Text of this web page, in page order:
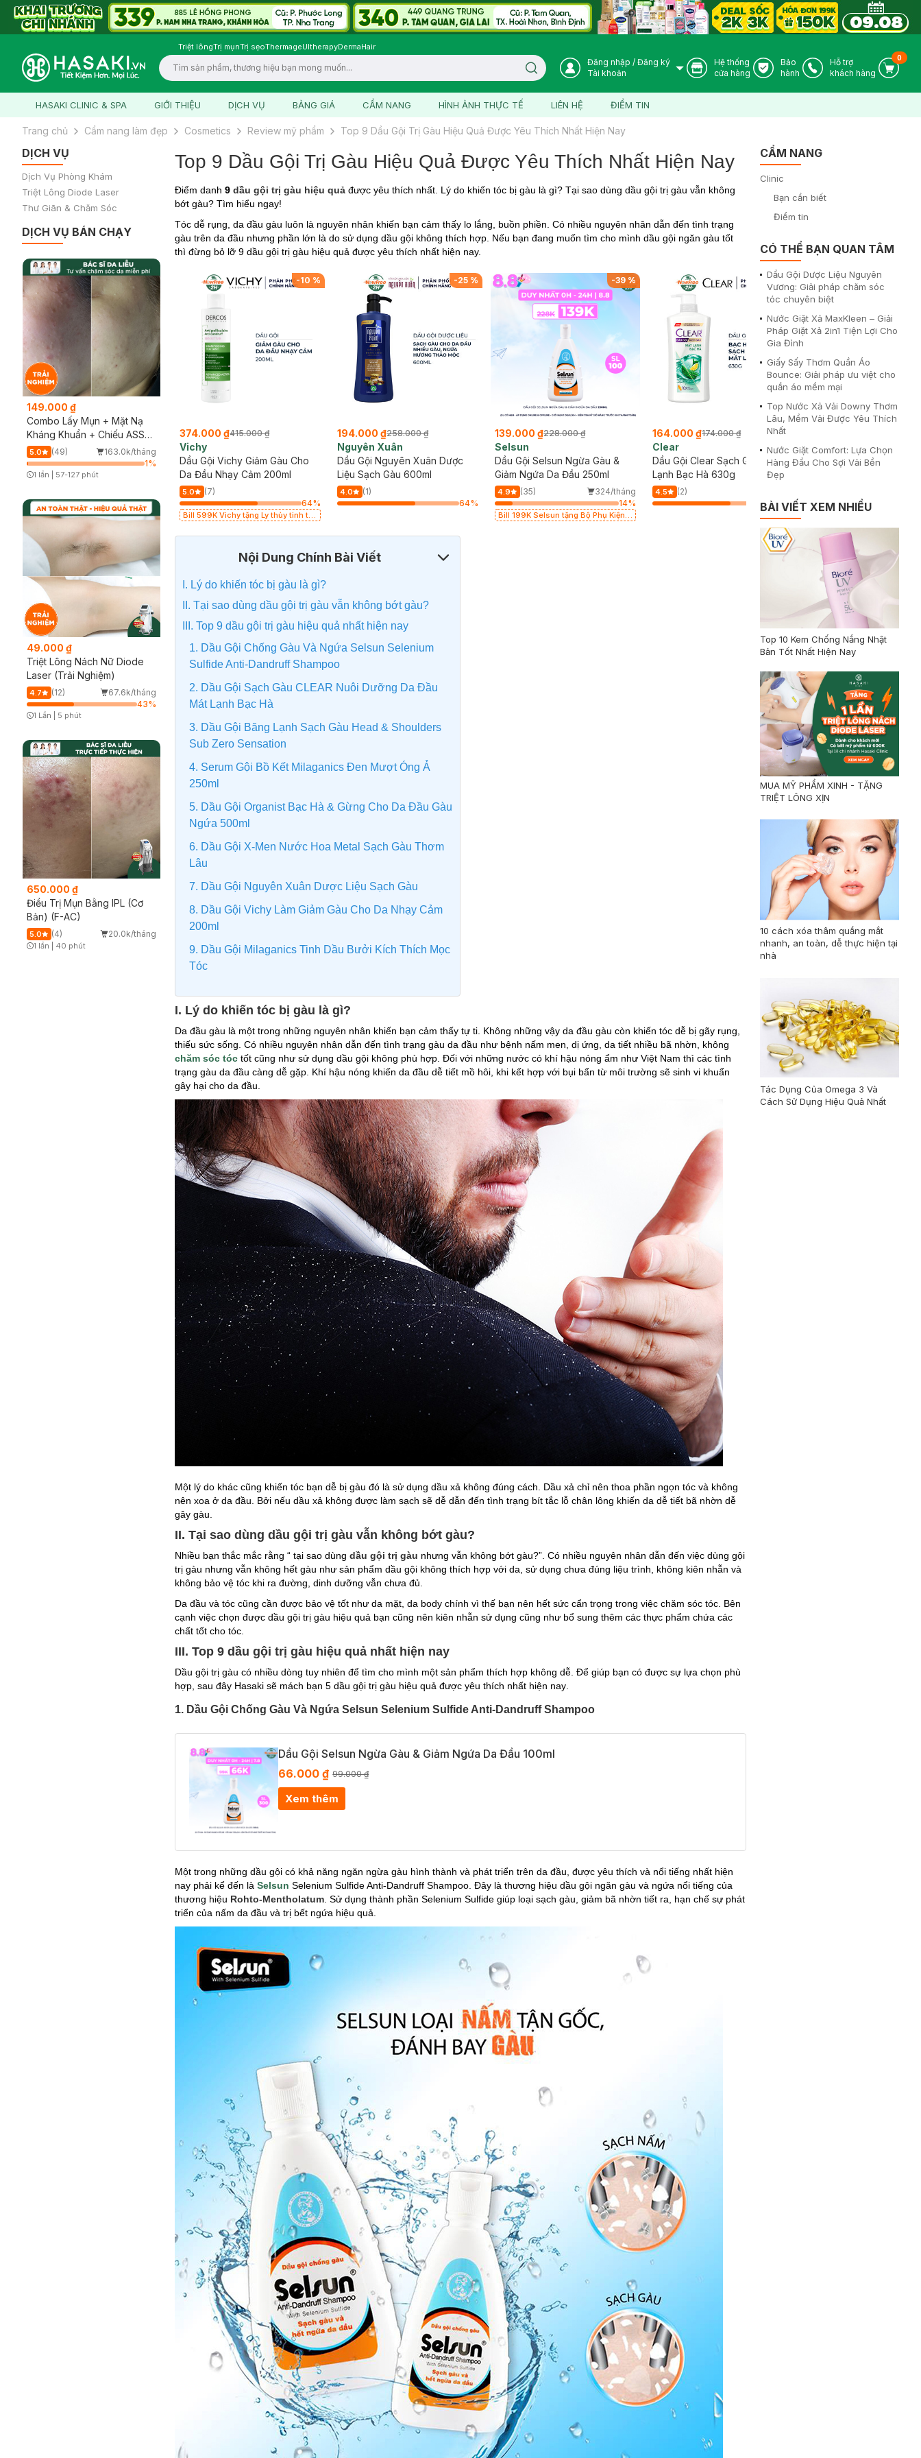
Triệt lôngTrị mụnTrị sẹoThermageUltherapyDermaHair
Logo
Search icon User Icon
Đăng nhập / Đăng ký
Tài khoản
Store Icon
Hệ thống
cửa hàng
Warranty Icon
Bảo
hành
Phone Icon
Hỗ trợ
khách hàng
Cart
0
HASAKI CLINIC & SPA GIỚI THIỆU DỊCH VỤ BẢNG GIÁ CẨM NANG HÌNH ẢNH THỰC TẾ LIÊN HỆ ĐIỂM TIN
Trang chủ Cẩm nang làm đẹp Cosmetics Review mỹ phẩm Top 9 Dầu Gội Trị Gàu Hiệu Quả Được Yêu Thích Nhất Hiện Nay
DỊCH VỤ
Dịch Vụ Phòng Khám
Triệt Lông Diode Laser
Thư Giãn & Chăm Sóc
DỊCH VỤ BÁN CHẠY
149.000 ₫
Combo Lấy Mụn + Mặt Nạ
Kháng Khuẩn + Chiếu ASSH
(Trải nghiệm)
5.0 (49)
163.0k/tháng
1%
1 lần 57-127 phút
49.000 ₫
Triệt Lông Nách Nữ Diode
Laser (Trải Nghiệm)
4.7 (12)
67.6k/tháng
43%
1 Lần 5 phút
650.000 ₫
Điều Trị Mụn Bằng IPL (Cơ
Bản) (F-AC)
5.0 (4) 20.0k/tháng
Timer Gray Icon
1 lần 40 phút
Top 9 Dầu Gội Trị Gàu Hiệu Quả Được Yêu Thích Nhất Hiện Nay
Điểm danh9 dầu gội trị gàu hiệu quả được yêu thích nhất. Lý do khiến tóc bị gàu là gì? Tại sao dùng dầu gội trị gàu vẫn không
bớt gàu? Tìm hiểu ngay!
Tóc dễ rụng, da đầu gàu luôn là nguyên nhân khiến bạn cảm thấy lo lắng, buồn phiền. Có nhiều nguyên nhân dẫn đến tình trạng
gàu trên da đầu nhưng phần lớn là do sử dụng dầu gội không thích hợp. Nếu bạn đang muốn tìm cho mình dầu gội ngăn gàu tốt
thì đừng bỏ lỡ 9 dầu gội trị gàu hiệu quả được yêu thích nhất hiện nay.
-39 %
139.000 ₫228.000 ₫
Selsun
Dầu Gội Selsun Ngừa Gàu &
Giảm Ngứa Da Đầu 250ml
4.9 (35)
324/tháng
14%
Bill 199K Selsun tặng Bộ Phụ Kiện
-6 %
164.000 ₫174.000 ₫
Clear
Dầu Gội Clear Sạch Gàu Mát
Lạnh Bạc Hà 630g
4.5 (2)
64%
40%
115.000 ₫191.000 ₫
Organist
Dầu Gội Organist Bạc Hà &
Gừng Cho Da Đầu Gàu Ngứa
64%
Tặng Kem Xả Double Rich Giúp Tóc
dụng tại chi nhánh còn quà)
-10 %
374.000 ₫415.000 ₫
Vichy
Dầu Gội Vichy Giảm Gàu Cho
Da Đầu Nhạy Cảm 200ml
5.0
(7)
64%
Bill 599K Vichy tặng Ly thủy tinh trị
-25 %
194.000 ₫258.000 ₫
Nguyên Xuân
Dầu Gội Nguyên Xuân Dược
Liệu Sạch Gàu 600ml
4.0
(1)
64%
Nội Dung Chính Bài Viết
I. Lý do khiến tóc bị gàu là gì?
II. Tại sao dùng dầu gội trị gàu vẫn không bớt gàu?
III. Top 9 dầu gội trị gàu hiệu quả nhất hiện nay
1. Dầu Gội Chống Gàu Và Ngứa Selsun Selenium
Sulfide Anti-Dandruff Shampoo
2. Dầu Gội Sạch Gàu CLEAR Nuôi Dưỡng Da Đầu
Mát Lạnh Bạc Hà
3. Dầu Gội Băng Lạnh Sạch Gàu Head & Shoulders
Sub Zero Sensation
4. Serum Gội Bồ Kết Milaganics Đen Mượt Óng Ả
250ml
5. Dầu Gội Organist Bạc Hà & Gừng Cho Da Đầu Gàu
Ngứa 500ml
6. Dầu Gội X-Men Nước Hoa Metal Sạch Gàu Thơm
Lâu
7. Dầu Gội Nguyên Xuân Dược Liệu Sạch Gàu
8. Dầu Gội Vichy Làm Giảm Gàu Cho Da Nhạy Cảm
200ml
9. Dầu Gội Milaganics Tinh Dầu Bưởi Kích Thích Mọc
Tóc
I. Lý do khiến tóc bị gàu là gì?
Da đầu gàu là một trong những nguyên nhân khiến bạn cảm thấy tự ti. Không những vậy da đầu gàu còn khiến tóc dễ bị gãy rụng,
thiếu sức sống. Có nhiều nguyên nhân dẫn đến tình trạng gàu da đầu như bệnh nấm men, dị ứng, da tiết nhiều bã nhờn, không
chăm sóc tóc tốt cũng như sử dụng dầu gội không phù hợp. Đối với những nước có khí hậu nóng ẩm như Việt Nam thì các tình
trạng gàu da đầu càng dễ gặp. Khí hậu nóng khiến da đầu dễ tiết mồ hôi, khi kết hợp với bụi bẩn từ môi trường sẽ sinh vi khuẩn
gây hại cho da đầu.
Một lý do khác cũng khiến tóc bạn dễ bị gàu đó là sử dụng dầu xả không đúng cách. Dầu xả chỉ nên thoa phần ngọn tóc và không
nên xoa ở da đầu. Bởi nếu dầu xả không được làm sạch sẽ dễ dẫn đến tình trạng bít tắc lỗ chân lông khiến da dễ tiết bã nhờn dễ
gây gàu.
II. Tại sao dùng dầu gội trị gàu vẫn không bớt gàu?
Nhiều bạn thắc mắc rằng “ tại sao dùngdầu gội trị gàu nhưng vẫn không bớt gàu?”. Có nhiều nguyên nhân dẫn đến việc dùng gội
trị gàu nhưng vẫn không hết gàu như sản phẩm dầu gội không thích hợp với da, sử dụng chưa đúng liệu trình, không kiên nhẫn và
không bảo vệ tóc khi ra đường, dinh dưỡng vẫn chưa đủ.
Da đầu và tóc cũng cần được bảo vệ tốt như da mặt, da body chính vì thế bạn nên hết sức cẩn trọng trong việc chăm sóc tóc. Bên
cạnh việc chọn được dầu gội trị gàu hiệu quả bạn cũng nên kiên nhẫn sử dụng cũng như bổ sung thêm các thực phẩm chứa các
chất tốt cho tóc.
III. Top 9 dầu gội trị gàu hiệu quả nhất hiện nay
Dầu gội trị gàu có nhiều dòng tuy nhiên để tìm cho mình một sản phẩm thích hợp không dễ. Để giúp bạn có được sự lựa chọn phù
hợp, sau đây Hasaki sẽ mách bạn 5 dầu gội trị gàu hiệu quả được yêu thích nhất hiện nay
1. Dầu Gội Chống Gàu Và Ngứa Selsun Selenium Sulfide Anti-Dandruff Shampoo
Dầu Gội Selsun Ngừa Gàu & Giảm Ngứa Da Đầu 100ml
66.000 ₫ 99.000 ₫
Xem thêm
Một trong những dầu gội có khả năng ngăn ngừa gàu hình thành và phát triển trên da đầu, được yêu thích và nổi tiếng nhất hiện
nay phải kể đến làSelsun Selenium Sulfide Anti-Dandruff Shampoo. Đây là thương hiệu dầu gội ngăn gàu và ngứa nổi tiếng của
thương hiệu Rohto-Mentholatum . Sử dụng thành phần Selenium Sulfide giúp loại sạch gàu, giảm bã nhờn tiết ra, hạn chế sự phát
triển của nấm da đầu và trị bết ngứa hiệu quả.
CẨM NANG
Clinic
Bạn cần biết
Điểm tin
CÓ THỂ BẠN QUAN TÂM
Dầu Gội Dược Liệu Nguyên
Vương: Giải pháp chăm sóc
tóc chuyên biệt
Nước Giặt Xả MaxKleen – Giải
Pháp Giặt Xả 2in1 Tiện Lợi Cho
Gia Đình
Giấy Sấy Thơm Quần Áo
Bounce: Giải pháp ưu việt cho
quần áo mềm mại
Top Nước Xả Vải Downy Thơm
Lâu, Mềm Vải Được Yêu Thích
Nhất
Nước Giặt Comfort: Lựa Chọn
Hàng Đầu Cho Sợi Vải Bền
Đẹp
BÀI VIẾT XEM NHIỀU
Top 10 Kem Chống Nắng Nhật
Bản Tốt Nhất Hiện Nay
MUA MỸ PHẨM XINH - TẶNG
TRIỆT LÔNG XỊN
10 cách xóa thâm quầng mắt
nhanh, an toàn, dễ thực hiện tại
nhà
Tác Dụng Của Omega 3 Và
Cách Sử Dụng Hiệu Quả Nhất